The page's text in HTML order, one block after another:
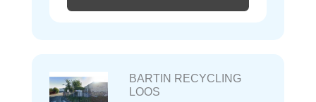
BARTIN RECYCLING
LOOS